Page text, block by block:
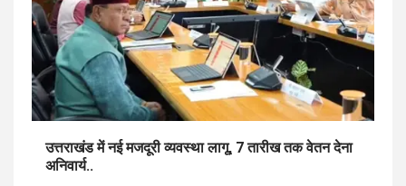
उत्तराखंड में नई मजदूरी व्यवस्था लागू, 7 तारीख तक वेतन देना
अनिवार्य..